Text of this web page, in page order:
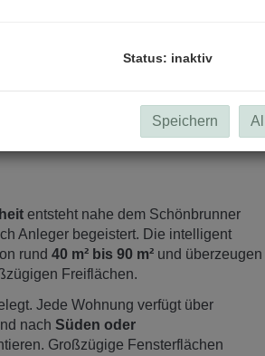
entsteht nahe dem Schönbrunner
Anleger begeistert. Die intelligent
rund 40 m² bis 90 m² und überzeugen
Freiflächen.
Jede Wohnung verfügt über
nach Süden oder
Großzügige Fensterflächen
Status: inaktiv
Speichern